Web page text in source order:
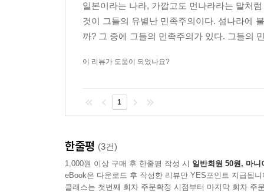
일본이라는 나라, 가깝고도 먼나라라는 말처
것이 그들의 유별난 민족주의이다. 섬나라에
까? 그 중에 그들의 민족주의가 있다. 그들의
이 리뷰가 도움이 되었나요?
1
한줄평 (3건)
1,000원 이상 구매 후 한줄평 작성 시 일반회원 50원, 마니
eBook은 다운로드 후 작성한 리뷰만 YES포인트 지급됩니
클래스는 첫번째 회차 주문확정 시점부터 마지막 회차 주